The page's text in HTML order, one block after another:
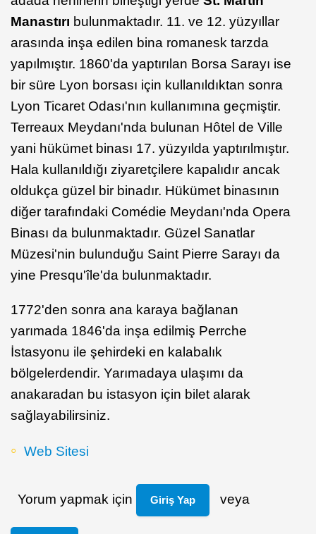
Manastırı bulunmaktadır. 11. ve 12. yüzyıllar
arasında inşa edilen bina romanesk tarzda
yapılmıştır. 1860'da yaptırılan Borsa Sarayı ise
bir süre Lyon borsası için kullanıldıktan sonra
Lyon Ticaret Odası'nın kullanımına geçmiştir.
Terreaux Meydanı'nda bulunan Hôtel de Ville
yani hükümet binası 17. yüzyılda yaptırılmıştır.
Hala kullanıldığı ziyaretçilere kapalıdır ancak
oldukça güzel bir binadır. Hükümet binasının
diğer tarafındaki Comédie Meydanı'nda Opera
Binası da bulunmaktadır. Güzel Sanatlar
Müzesi'nin bulunduğu Saint Pierre Sarayı da
yine Presqu'île'da bulunmaktadır.
1772'den sonra ana karaya bağlanan
yarımada 1846'da inşa edilmiş Perrche
İstasyonu ile şehirdeki en kalabalık
bölgelerdendir. Yarımadaya ulaşımı da
anakaradan bu istasyon için bilet alarak
sağlayabilirsiniz.
Web Sitesi
Yorum yapmak için Giriş Yap veya